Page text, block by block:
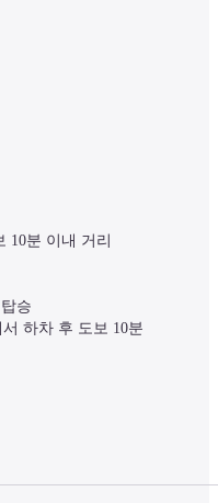
10분 이내 거리
승
하차 후 도보 10분